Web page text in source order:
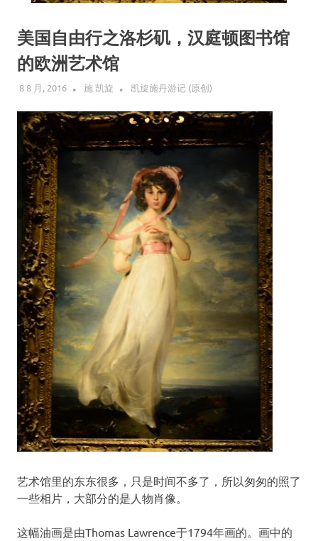
美国自由行之洛杉矶，汉庭顿图书馆
的欧洲艺术馆
8 8 月, 2016 施 凯旋 凯旋施丹游记 (原创)
艺术馆里的东东很多，只是时间不多了，所以匆匆的照了
一些相片，大部分的是人物肖像。
这幅油画是由Thomas Lawrence于1794年画的。画中的